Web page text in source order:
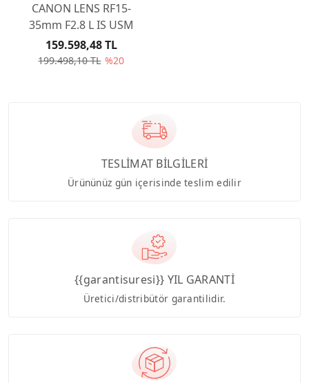
CANON LENS RF15-
35mm F2.8 L IS USM
199.498,10 TL %20
159.598,48 TL
TESLİMAT BİLGİLERİ
Ürününüz gün içerisinde teslim edilir
{{garantisuresi}} YIL GARANTİ
Üretici/distribütör garantilidir.